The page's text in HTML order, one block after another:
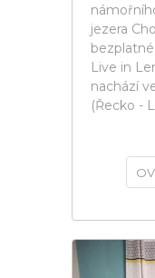
jezera
Live in
nachází
(Řecko -